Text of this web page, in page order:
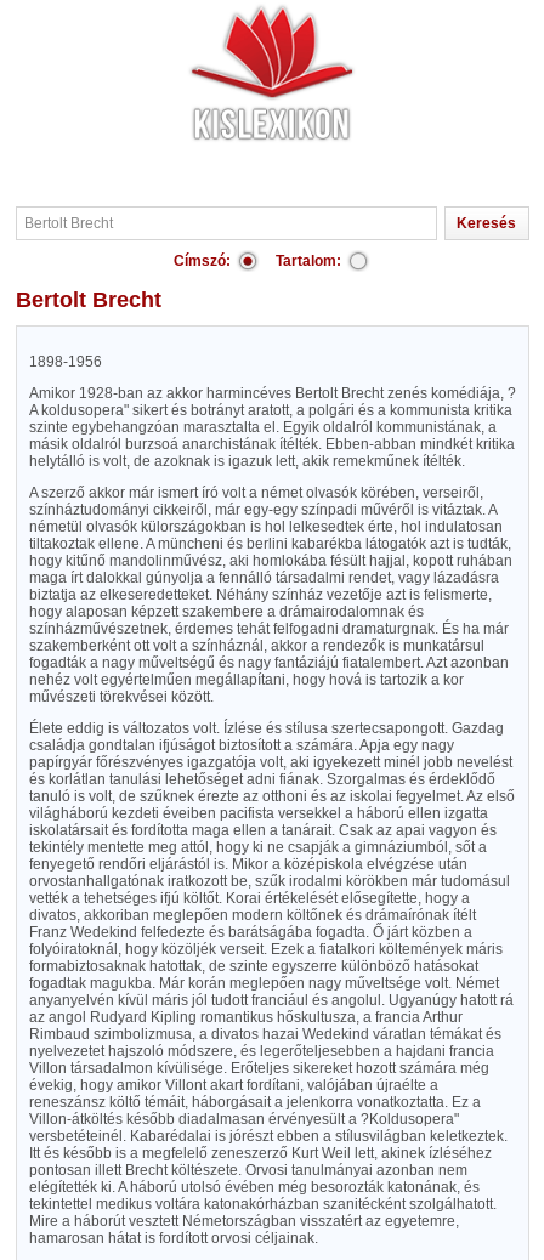
Címszó: Tartalom:
Bertolt Brecht
1898-1956
Amikor 1928-ban az akkor harmincéves Bertolt Brecht zenés komédiája, ?
A koldusopera" sikert és botrányt aratott, a polgári és a kommunista kritika
szinte egybehangzóan marasztalta el. Egyik oldalról kommunistának, a
másik oldalról burzsoá anarchistának ítélték. Ebben-abban mindkét kritika
helytálló is volt, de azoknak is igazuk lett, akik remekműnek ítélték.
A szerző akkor már ismert író volt a német olvasók körében, verseiről,
színháztudományi cikkeiről, már egy-egy színpadi művéről is vitáztak. A
németül olvasók külországokban is hol lelkesedtek érte, hol indulatosan
tiltakoztak ellene. A müncheni és berlini kabarékba látogatók azt is tudták,
hogy kitűnő mandolinművész, aki homlokába fésült hajjal, kopott ruhában
maga írt dalokkal gúnyolja a fennálló társadalmi rendet, vagy lázadásra
biztatja az elkeseredetteket. Néhány színház vezetője azt is felismerte,
hogy alaposan képzett szakembere a drámairodalomnak és
színházművészetnek, érdemes tehát felfogadni dramaturgnak. És ha már
szakemberként ott volt a színháznál, akkor a rendezők is munkatársul
fogadták a nagy műveltségű és nagy fantáziájú fiatalembert. Azt azonban
nehéz volt egyértelműen megállapítani, hogy hová is tartozik a kor
művészeti törekvései között.
Élete eddig is változatos volt. Ízlése és stílusa szertecsapongott. Gazdag
családja gondtalan ifjúságot biztosított a számára. Apja egy nagy
papírgyár főrészvényes igazgatója volt, aki igyekezett minél jobb nevelést
és korlátlan tanulási lehetőséget adni fiának. Szorgalmas és érdeklődő
tanuló is volt, de szűknek érezte az otthoni és az iskolai fegyelmet. Az első
világháború kezdeti éveiben pacifista versekkel a háború ellen izgatta
iskolatársait és fordította maga ellen a tanárait. Csak az apai vagyon és
tekintély mentette meg attól, hogy ki ne csapják a gimnáziumból, sőt a
fenyegető rendőri eljárástól is. Mikor a középiskola elvégzése után
orvostanhallgatónak iratkozott be, szűk irodalmi körökben már tudomásul
vették a tehetséges ifjú költőt. Korai értékelését elősegítette, hogy a
divatos, akkoriban meglepően modern költőnek és drámaírónak ítélt
Franz Wedekind felfedezte és barátságába fogadta. Ő járt közben a
folyóiratoknál, hogy közöljék verseit. Ezek a fiatalkori költemények máris
formabiztosaknak hatottak, de szinte egyszerre különböző hatásokat
fogadtak magukba. Már korán meglepően nagy műveltsége volt. Német
anyanyelvén kívül máris jól tudott franciául és angolul. Ugyanúgy hatott rá
az angol Rudyard Kipling romantikus hőskultusza, a francia Arthur
Rimbaud szimbolizmusa, a divatos hazai Wedekind váratlan témákat és
nyelvezetet hajszoló módszere, és legerőteljesebben a hajdani francia
Villon társadalmon kívülisége. Erőteljes sikereket hozott számára még
évekig, hogy amikor Villont akart fordítani, valójában újraélte a
reneszánsz költő témáit, háborgásait a jelenkorra vonatkoztatta. Ez a
Villon-átköltés később diadalmasan érvényesült a ?Koldusopera"
versbetéteinél. Kabarédalai is jórészt ebben a stílusvilágban keletkeztek.
Itt és később is a megfelelő zeneszerző Kurt Weil lett, akinek ízléséhez
pontosan illett Brecht költészete. Orvosi tanulmányai azonban nem
elégítették ki. A háború utolsó évében még besorozták katonának, és
tekintettel medikus voltára katonakórházban szanitécként szolgálhatott.
Mire a háborút vesztett Németországban visszatért az egyetemre,
hamarosan hátat is fordított orvosi céljainak.